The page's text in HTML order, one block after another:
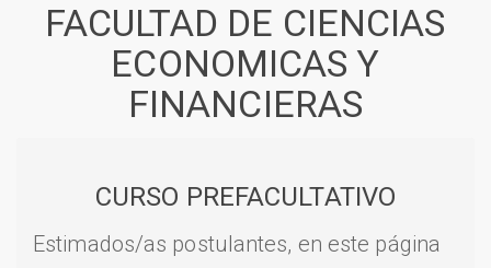
FACULTAD DE CIENCIAS
ECONOMICAS Y
FINANCIERAS
CURSO PREFACULTATIVO
Estimados/as postulantes, en este página